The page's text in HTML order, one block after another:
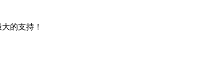
的支持！